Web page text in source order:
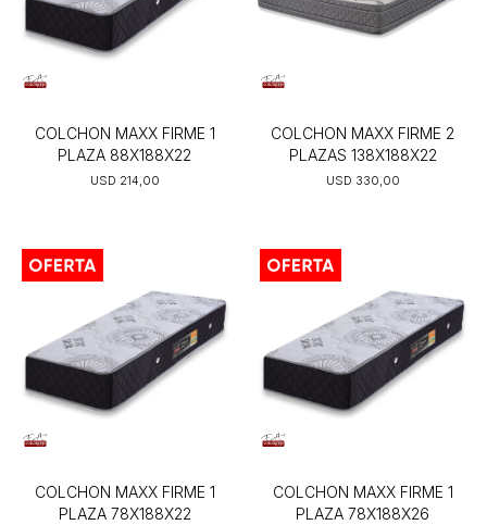
COLCHON MAXX FIRME 1
PLAZA 88X188X22
USD 214,00
COLCHON MAXX FIRME 2
PLAZAS 138X188X22
USD 330,00
COLCHON MAXX FIRME 1
PLAZA 78X188X22
COLCHON MAXX FIRME 1
PLAZA 78X188X26